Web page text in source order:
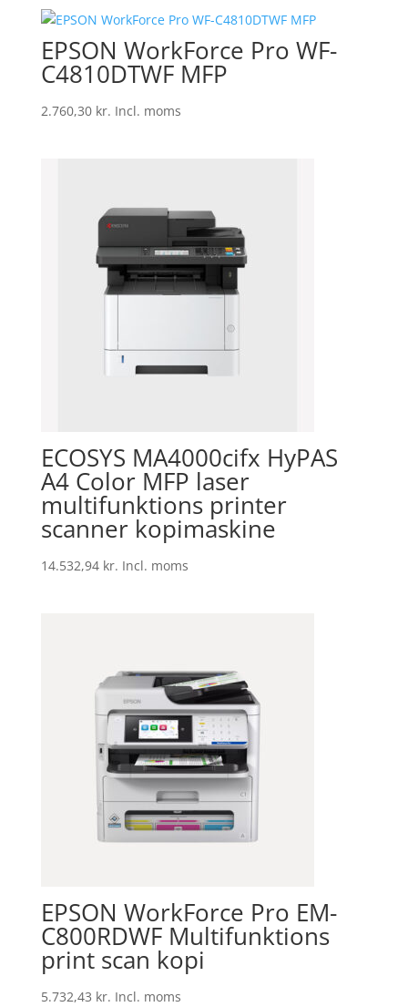
EPSON WorkForce Pro WF-
C4810DTWF MFP
2.760,30 kr. Incl. moms
ECOSYS MA4000cifx HyPAS
A4 Color MFP laser
multifunktions printer
scanner kopimaskine
14.532,94 kr. Incl. moms
EPSON WorkForce Pro EM-
C800RDWF Multifunktions
print scan kopi
5.732,43 kr. Incl. moms